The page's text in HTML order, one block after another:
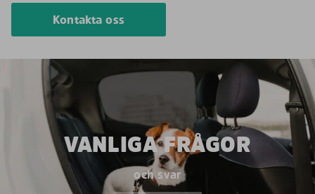
Kontakta oss
VANLIGA FRÅGOR
och svar